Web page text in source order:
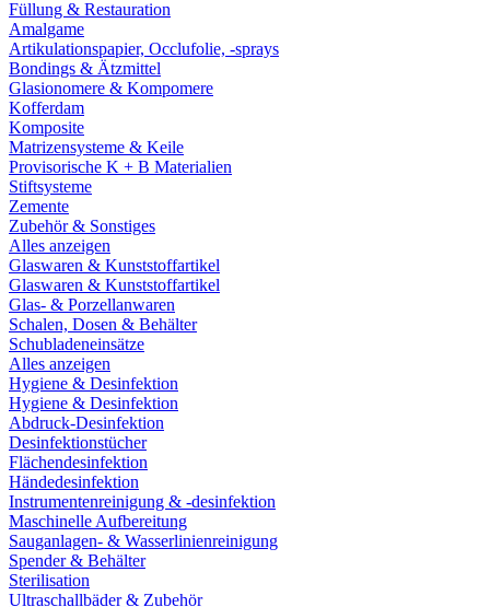
Füllung & Restauration
Amalgame
Artikulationspapier, Occlufolie, -sprays
Bondings & Ätzmittel
Glasionomere & Kompomere
Kofferdam
Komposite
Matrizensysteme & Keile
Provisorische K + B Materialien
Stiftsysteme
Zemente
Zubehör & Sonstiges
Alles anzeigen
Glaswaren & Kunststoffartikel
Glaswaren & Kunststoffartikel
Glas- & Porzellanwaren
Schalen, Dosen & Behälter
Schubladeneinsätze
Alles anzeigen
Hygiene & Desinfektion
Hygiene & Desinfektion
Abdruck-Desinfektion
Desinfektionstücher
Flächendesinfektion
Händedesinfektion
Instrumentenreinigung & -desinfektion
Maschinelle Aufbereitung
Sauganlagen- & Wasserlinienreinigung
Spender & Behälter
Sterilisation
Ultraschallbäder & Zubehör